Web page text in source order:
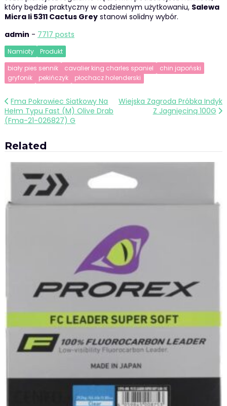
który będzie praktyczny w codziennym użytkowaniu, Salewa
Micra Ii 5311 Cactus Greystanowi solidny wybór.
admin - 7717 posts
Namioty
Produkt
biały pies sennik
cavalier king charles spaniel
chin japoński
gryfonik
pekińczyk płochacz holenderski
Nawigacja
wpisu
Fma Pokrowiec Siatkowy Na
Hełm Typu Fast (M) Olive Drab
(Fma-21-026827) G
Wiejska Zagroda Próbka Indyk
Z Jagnięciną 100G
Related